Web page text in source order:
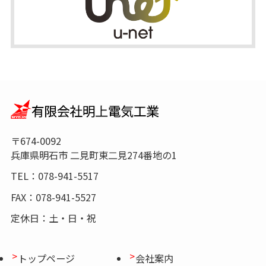
〒674-0092
兵庫県明石市 二見町東二見274番地の1
TEL：078-941-5517
FAX：078-941-5527
定休日：土・日・祝
トップページ 会社案内